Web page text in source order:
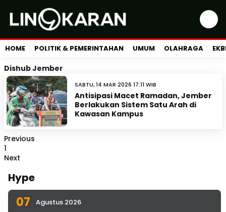
HOME POLITIK & PEMERINTAHAN UMUM OLAHRAGA
Dishub Jember
SABTU, 14 MAR 2026 17:11 WIB
Antisipasi Macet Ramadan, Jember
Berlakukan Sistem Satu Arah di
Kawasan Kampus
Previous
1
Next
Hype
07 Agustus 2026